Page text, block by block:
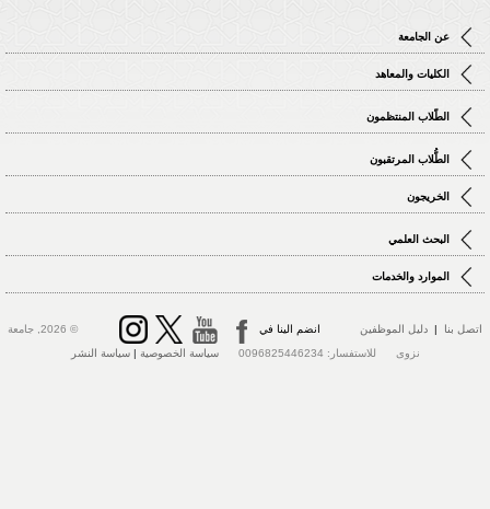
عن الجامعة
الكليات والمعاهد
الطّلاب المنتظمون
الطُّلاب المرتقبون
الخريجون
البحث العلمي
الموارد والخدمات
اتصل بنا | دليل الموظفين انضم الينا في
© 2026, جامعة
نزوى للاستفسار: 0096825446234
سياسة الخصوصية |سياسة النشر